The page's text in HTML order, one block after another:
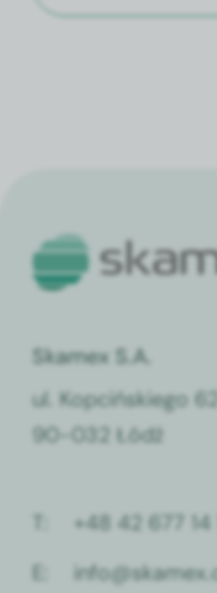
Skamex S.A.
ul. Kopcińskiego
90-032 Łódź
T:
+48 42 677 14
E: